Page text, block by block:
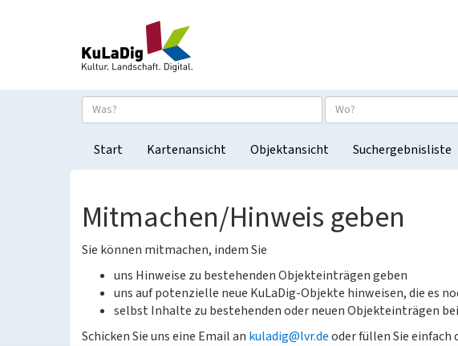
Start Kartenansicht Objektansicht Suchergebnisliste
Mitmachen/Hinweis geben
Sie können mitmachen, indem Sie
uns Hinweise zu bestehenden Objekteinträgen geben
uns auf potenzielle neue KuLaDig-Objekte hinweisen, die es
selbst Inhalte zu bestehenden oder neuen Objekteinträgen
Schicken Sie uns eine Email an kuladig@lvr.deoder füllen Sie einfach